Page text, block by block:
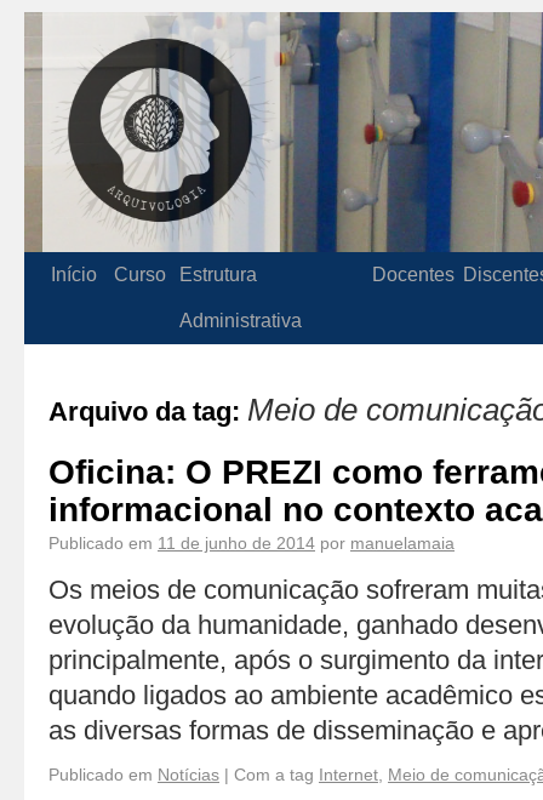
Início Curso Estrutura
Administrativa
Docentes
Arquivo da tag: Meio de
Oficina: O PREZI como
informacional no contexto
Publicado em 11 de junho de 2014 por manuelamaia
Os meios de comunicação sofreram
evolução da humanidade, ganhado
principalmente, após o surgimento da
quando ligados ao ambiente acadêmico
as diversas formas de disseminação e
Publicado em Notícias | Com a tag Internet Meio de